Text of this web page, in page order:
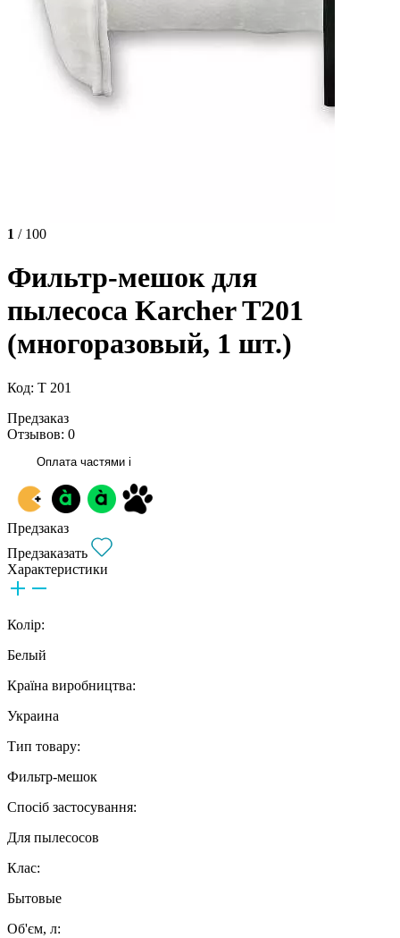
1 / 100
Фильтр-мешок для
пылесоса Karcher T201
(многоразовый, 1 шт.)
Код: T 201
Предзаказ
Отзывов: 0
Оплата частями i
Предзаказ
Предзаказать
Характеристики
Колір:
Белый
Країна виробництва:
Украина
Тип товару:
Фильтр-мешок
Спосіб застосування:
Для пылесосов
Клас:
Бытовые
Об'єм, л: